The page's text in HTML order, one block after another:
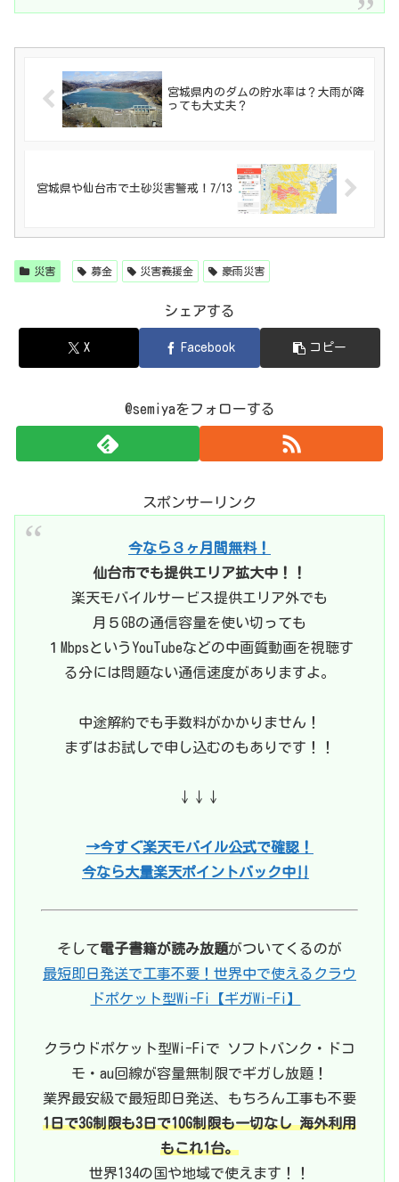
宮城県内のダムの貯水率は？大雨が降
っても大丈夫？
宮城県や仙台市で土砂災害警戒！7/13
災害 募金 災害義援金 豪雨災害
シェアする
X Facebook コピー
@semiyaをフォローする
スポンサーリンク
今なら３ヶ月間無料！
仙台市でも提供エリア拡大中！！
楽天モバイルサービス提供エリア外でも
月５GBの通信容量を使い切っても
１MbpsというYouTubeなどの中画質動画を視聴す
る分には問題ない通信速度がありますよ。
中途解約でも手数料がかかりません！
まずはお試しで申し込むのもありです！！
↓↓↓
→今すぐ楽天モバイル公式で確認！
今なら大量楽天ポイントバック中‼
そして電子書籍が読み放題がついてくるのが
最短即日発送で工事不要！世界中で使えるクラウ
ドポケット型Wi-Fi【ギガWi-Fi】
クラウドポケット型Wi-Fiで ソフトバンク・ドコ
モ・au回線が容量無制限でギガし放題！
業界最安級で最短即日発送、もちろん工事も不要
1日で3G制限も3日で10G制限も一切なし 海外利用
もこれ1台。
世界134の国や地域で使えます！！